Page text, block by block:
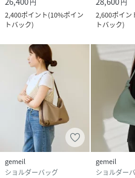
発生する可能性がございます。
・金具部分に関して、保管環
性別タイプ レディース
原産国
素材 ナイロン/牛
サイズ FREE
円
2,400ポイント(10%ポイン
トバック)
円
2,600ポイン
トバック)
gemeil
ショルダーバッグ
gemeil
ショルダー